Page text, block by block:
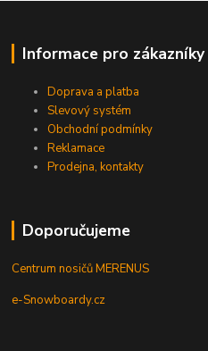
Informace pro zákazníky
Doprava a platba
Slevový systém
Obchodní podmínky
Reklamace
Prodejna, kontakty
Doporučujeme
Centrum nosičů MERENUS
e-Snowboardy.cz